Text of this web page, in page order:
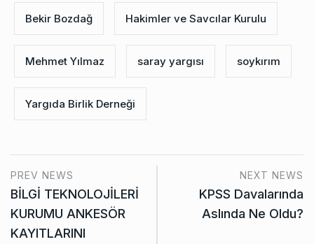
Bekir Bozdağ Hakimler ve Savcılar Kurulu
Mehmet Yılmaz saray yargısı soykırım
Yargıda Birlik Derneği
PREV NEWS
BİLGİ TEKNOLOJİLERİ
KURUMU ANKESÖR
KAYITLARINI
NEXT NEWS
KPSS Davalarında
Aslında Ne Oldu?